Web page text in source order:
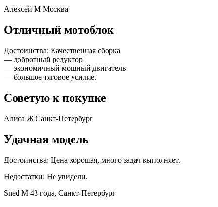
Алексей М Москва
Отличный мотоблок
Достоинства: Качественная сборка
— добротный редуктор
— экономичный мощный двигатель
— большое тяговое усилие.
Советую к покупке
Алиса Ж Санкт-Петербург
Удачная модель
Достоинства: Цена хорошая, много задач выполняет.
Недостатки: Не увидели.
Sned М 43 года, Санкт-Петербург